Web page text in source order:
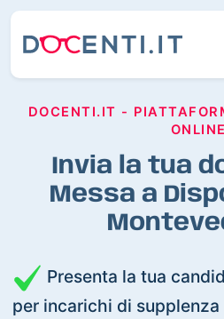
DOCENTI.IT -
ONLINE
Invia la tua
Messa a
Presenta la tua
per incarichi di supplenza